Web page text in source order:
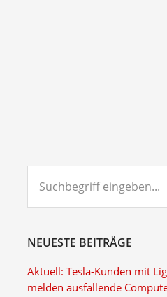
eingeben...
NEUESTE BEITRÄGE
Aktuell: Tesla-Kunden mit
melden ausfallende